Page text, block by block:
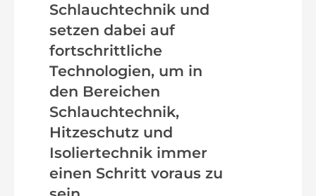
Schlauchtechnik und
setzen dabei auf
fortschrittliche
Technologien, um in
den Bereichen
Schlauchtechnik,
Hitzeschutz und
Isoliertechnik immer
einen Schritt voraus zu